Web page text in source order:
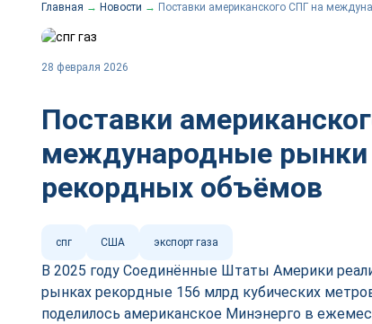
Главная → Новости → Поставки американского СПГ на
28 февраля 2026
Поставки
международные рынки
рекордных объёмов
спг США экспорт газа
В 2025 году Соединённые Штаты Америки
рынках рекордные 156 млрд кубических
поделилось американское Минэнерго в